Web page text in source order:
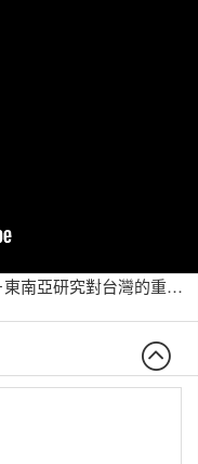
民族學跨國田野行腳－王雅萍－1-1-1－東南亞研究對台灣的重要性與台灣人口結構的改變(一)